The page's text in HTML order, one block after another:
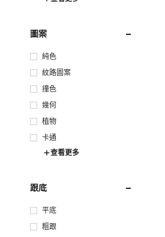
圖案
純色
紋路圖案
撞色
幾何
植物
卡通
查看更多
跟底
平底
粗跟